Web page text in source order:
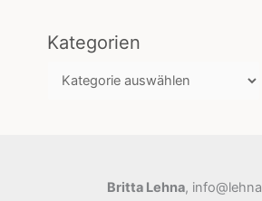
Kategorien
Britta Lehna,